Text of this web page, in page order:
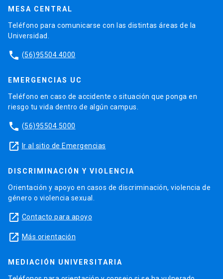
MESA CENTRAL
Teléfono para comunicarse con las distintas áreas de la
Universidad.
phone (56)95504 4000
EMERGENCIAS UC
Teléfono en caso de accidente o situación que ponga en
riesgo tu vida dentro de algún campus.
phone (56)95504 5000
launch Ir al sitio de Emergencias
DISCRIMINACIÓN Y VIOLENCIA
Orientación y apoyo en casos de discriminación, violencia de
género o violencia sexual.
launch Contacto para apoyo
launch Más orientación
MEDIACIÓN UNIVERSITARIA